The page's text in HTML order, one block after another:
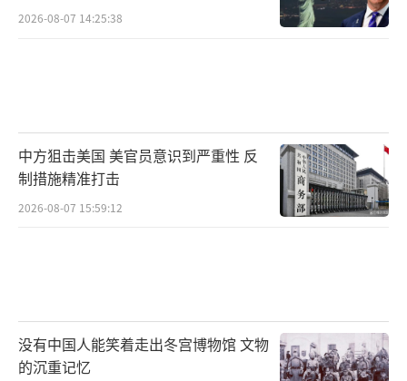
2026-08-07 14:25:38
中方狙击美国 美官员意识到严重性 反
制措施精准打击
2026-08-07 15:59:12
没有中国人能笑着走出冬宫博物馆 文物
的沉重记忆